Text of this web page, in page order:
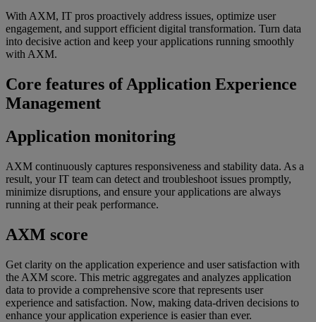
With AXM, IT pros proactively address issues, optimize user
engagement, and support efficient digital transformation. Turn data
into decisive action and keep your applications running smoothly
with AXM.
Core features of Application Experience
Management
Application monitoring
AXM continuously captures responsiveness and stability data. As a
result, your IT team can detect and troubleshoot issues promptly,
minimize disruptions, and ensure your applications are always
running at their peak performance.
AXM score
Get clarity on the application experience and user satisfaction with
the AXM score. This metric aggregates and analyzes application
data to provide a comprehensive score that represents user
experience and satisfaction. Now, making data-driven decisions to
enhance your application experience is easier than ever.